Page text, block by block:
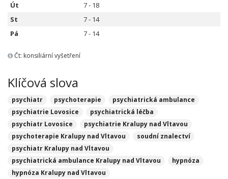
Út
7 - 18
St
7 - 14
Pá
7 - 14
Čt: konsiliární vyšetření
Klíčová slova
psychiatr psychoterapie
psychiatrická ambulance
psychiatrie Lovosice
psychiatrická léčba
psychiatr Lovosice
psychiatrie Kralupy nad Vltavou
psychoterapie Kralupy nad Vltavou
soudní znalectví
psychiatr Kralupy nad Vltavou
psychiatrická ambulance Kralupy nad Vltavou
hypnóza
hypnóza Kralupy nad Vltavou